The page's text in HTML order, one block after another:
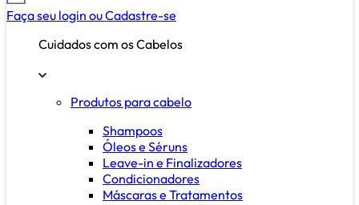
Faça seu login ouCadastre-se
Cuidados com os Cabelos
Produtos para cabelo
Shampoos
Óleos e Séruns
Leave-in e Finalizadores
Condicionadores
Máscaras e Tratamentos